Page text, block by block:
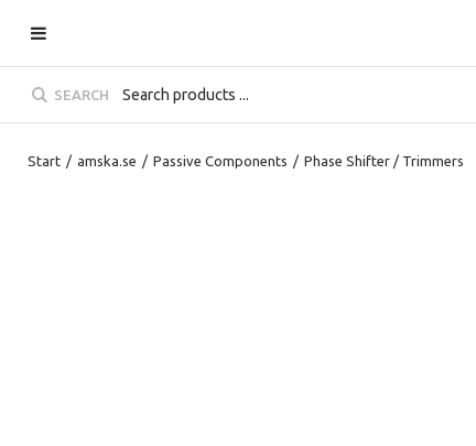
SEARCH
Start / amska.se / Passive Components / Phase Shifter / Trimmers